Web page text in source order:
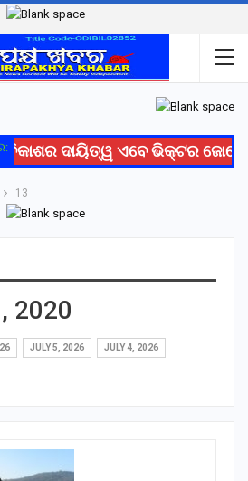
ଦାୟିତ୍ୱ ଏବେ ଭିକ୍ଟର
13
2020
JULY 5, 2026 JULY 4, 2026